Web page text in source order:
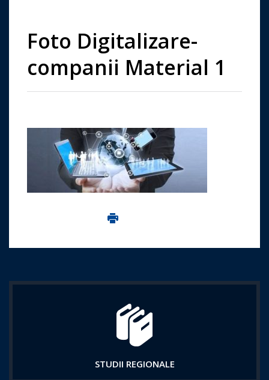
Foto Digitalizare-
companii Material 1
Imprima aceasta pagina
STUDII REGIONALE